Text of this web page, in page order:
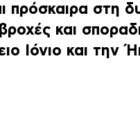
πρόσκαιρα στη
και
Ιόνιο και την